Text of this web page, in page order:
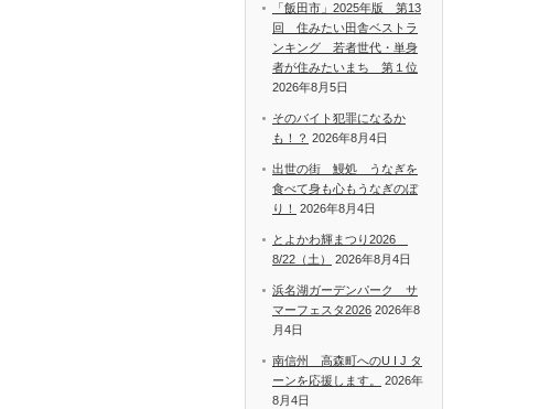
「飯田市」2025年版 第13
回 住みたい田舎ベストラ
ンキング 若者世代・単身
者が住みたいまち 第１位
2026年8月5日
そのバイト犯罪になるか
も！？ 2026年8月4日
出世の街 鰻処 うなぎを
食べて身も心もうなぎのぼ
り！
2026年8月4日
とよかわ輝まつり2026
8/22（土）
2026年8月4日
浜名湖ガーデンパーク サ
マーフェスタ2026 2026年8
月4日
南信州 高森町へのU I J タ
ーンを応援します。
2026年
8月4日